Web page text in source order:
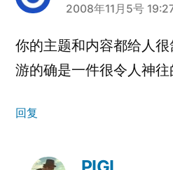
说：
2008年11月5号
你的主题和内容都给人
游的确是一件很令人神
回复